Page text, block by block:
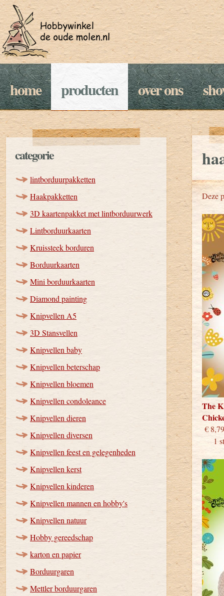
home producten over ons
categorie
lintborduurpakketten
Haakpakketten
3D kaartenpakket met lintborduurwerk
Lintborduurkaarten
Kruissteek borduren
Borduurkaarten
Mini borduurkaarten
Diamond painting
Knipvellen A5
3D Stansvellen
Knipvellen baby
Knipvellen beterschap
Knipvellen bloemen
Knipvellen condoleance
Knipvellen dieren
Knipvellen diversen
Knipvellen feest en gelegenheden
Knipvellen kerst
Knipvellen kinderen
Knipvellen mannen en hobby's
Knipvellen natuur
Hobby gereedschap
karton en papier
Borduurgaren
Mettler borduurgaren
Deze
The
1